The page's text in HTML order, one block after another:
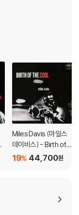
Miles Davis (마일스
데이비스) - Birth of t
he Cool [UHQ-CD]
44,700원
19%